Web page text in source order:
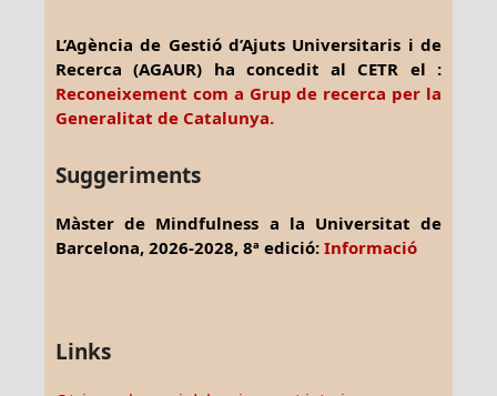
L’Agència de Gestió d’Ajuts Universitaris i de
Recerca (AGAUR) ha concedit al CETR el :
Reconeixement com a Grup de recerca per la
Generalitat de Catalunya.
Suggeriments
Màster de Mindfulness a la Universitat de
Barcelona, 2026-2028, 8ª edició: Informació
Links